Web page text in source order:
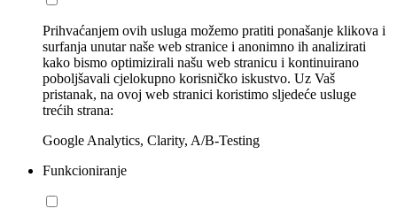
Prihvaćanjem ovih usluga možemo pratiti ponašanje klikova i
surfanja unutar naše web stranice i anonimno ih analizirati
kako bismo optimizirali našu web stranicu i kontinuirano
poboljšavali cjelokupno korisničko iskustvo. Uz Vaš
pristanak, na ovoj web stranici koristimo sljedeće usluge
trećih strana:
Google Analytics, Clarity, A/B-Testing
Funkcioniranje